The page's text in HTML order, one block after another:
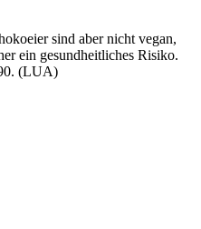
sind aber nicht vegan,
ein gesundheitliches Risiko.
(LUA)